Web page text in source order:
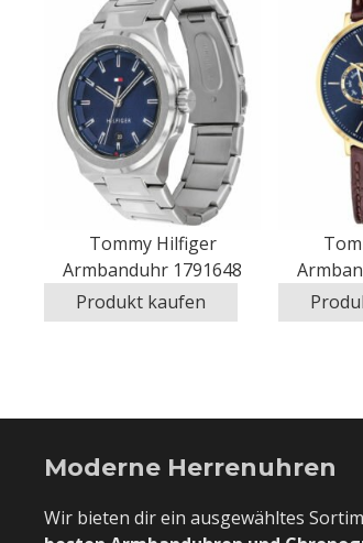
Tommy Hilfiger
Armbanduhr 1791648
Produkt kaufen
Moderne Herrenuhren
Wir bieten dir ein ausgewähltes